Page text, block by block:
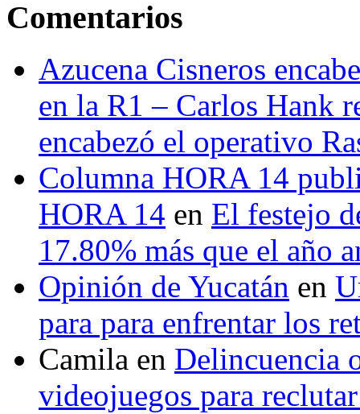
Comentarios
Azucena Cisneros
en la R1 – Carlos Hank
encabezó el operativo
Columna HORA 14
HORA 14 en El festejo
17.80% más que el año
Opinión de Yucatán en
para para enfrentar los
Camila en Delincuencia
videojuegos para